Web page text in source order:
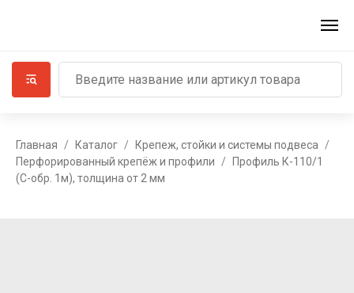
Главная Каталог
Крепеж, стойки и системы подвеса
Перфорированный крепёж и профили
Профиль К-110/1
(С-обр. 1м), толщина от 2 мм